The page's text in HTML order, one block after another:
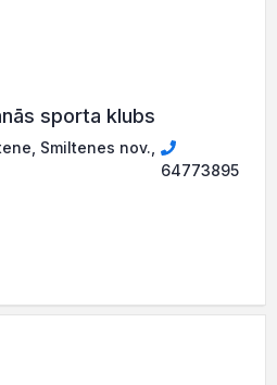
sporta klubs
Smiltenes nov.,
64773895